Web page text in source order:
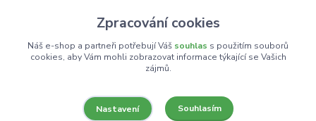
Zákaznická podpora
+420 603 100 966
(Po-Pá, 8-16 hod.)
Zpracování cookies
Náš e-shop a partneři potřebují Váš souhlas s použitím souborů
cookies, aby Vám mohli zobrazovat informace týkající se Vašich
zájmů.
Nastavení Souhlasím